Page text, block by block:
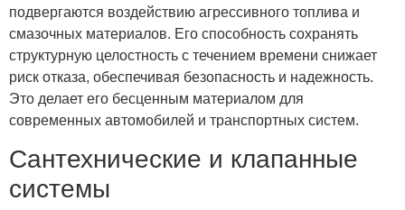
подвергаются воздействию агрессивного топлива и
смазочных материалов. Его способность сохранять
структурную целостность с течением времени снижает
риск отказа, обеспечивая безопасность и надежность.
Это делает его бесценным материалом для
современных автомобилей и транспортных систем.
Сантехнические и клапанные
системы